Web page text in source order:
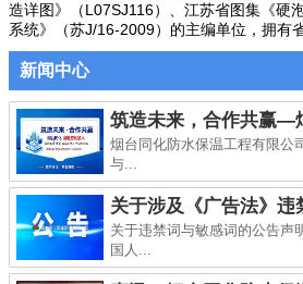
造详图》（L07SJ116）、江苏省图集《硬
系统》（苏J/16-2009）的主编单位，拥有
新闻中心
筑造未来，合作共赢—
烟台同化防水保温工程有限公
与...
关于涉及《广告法》违
关于违禁词与敏感词的公告声
国人...